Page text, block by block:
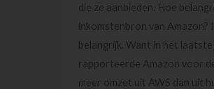
die ze aanbieden. Hoe
inkomstenbron van Amazon?
belangrijk. Want in het
rapporteerde Amazon voor
meer omzet uit AWS dan uit